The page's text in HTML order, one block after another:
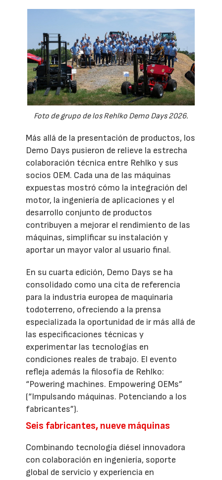
Foto de grupo de los Rehlko Demo Days 2026.
Más allá de la presentación de productos, los
Demo Days pusieron de relieve la estrecha
colaboración técnica entre Rehlko y sus
socios OEM. Cada una de las máquinas
expuestas mostró cómo la integración del
motor, la ingeniería de aplicaciones y el
desarrollo conjunto de productos
contribuyen a mejorar el rendimiento de las
máquinas, simplificar su instalación y
aportar un mayor valor al usuario final.
En su cuarta edición, Demo Days se ha
consolidado como una cita de referencia
para la industria europea de maquinaria
todoterreno, ofreciendo a la prensa
especializada la oportunidad de ir más allá de
las especificaciones técnicas y
experimentar las tecnologías en
condiciones reales de trabajo. El evento
refleja además la filosofía de Rehlko:
“Powering machines. Empowering OEMs”
(“Impulsando máquinas. Potenciando a los
fabricantes”).
Seis fabricantes, nueve máquinas
Combinando tecnología diésel innovadora
con colaboración en ingeniería, soporte
global de servicio y experiencia en